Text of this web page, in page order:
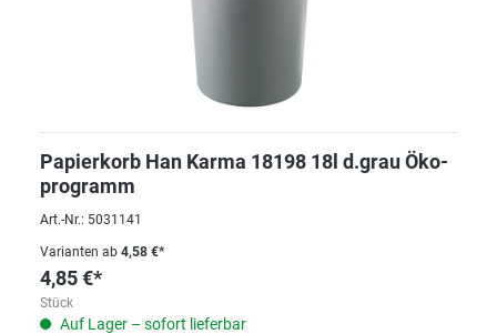
Papierkorb Han Karma 18198 18l d.grau Öko-
programm
Art.-Nr.: 5031141
Varianten ab 4,58 €*
4,85 €*
Stück
Auf Lager – sofort lieferbar